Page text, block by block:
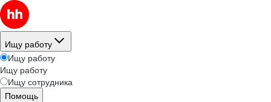
Ищу работу
Ищу работу
Ищу работу
Ищу сотрудника
Помощь